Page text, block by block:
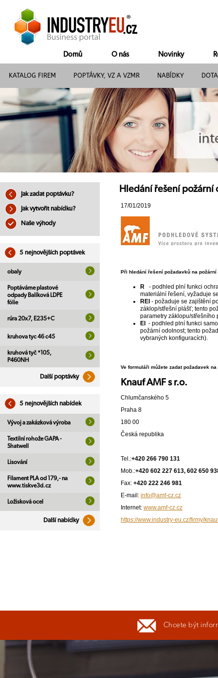
Domů O nás Novinky
KATALOG FIREM POPTÁVKY, VZ A VZMR NABÍDKY
Jak zadat poptávku?
Jak vytvořit nabídku?
Naše výhody
5 nejnovějších poptávek
obaly
Poptáváme plastové
odpady Balíková LDPE
fólie
rúra 20x7, E235+C
kruhova tyc 46 c45
kruhová tyč *105,
P460NH
Další poptávky
5 nejnovějších nabídek
Vývoj a zakázková výroba
Textilní rohože GAPA -
Shatwell
Lisování
Filament PLA od 179,- na
www.tiskve3d.cz
Ložisková ocel
Další nabídky
Hledání řešení požární
17/01/2019
Při hledání řešení požadavků na
R
- podhled plní funkci
materiální řešení, vyžaduje
REI - požaduje se zajištění
záklop/střešní plášť; tento
parametry záklopu/střešního
EI
- podhled plní funkci
požární odolnost; tento
vybraných konfiguracích).
Ve formuláři můžete zadat požadavek
Knauf AMF s r.o.
Chlumčanského 5
Praha 8
180 00
Česká republika
Tel.:+420 266 790 131
Mob.:+420 602 227 613, 602 650
Fax: +420 222 246 981
E-mail: info@amf-cz.cz
Internet: www.amf-cz.cz
https://www.industry-eu.cz/firmy/
Chcete být